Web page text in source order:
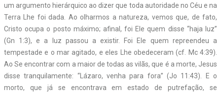
um argumento hierárquico ao dizer que toda autoridade no Céu e na
Terra Lhe foi dada. Ao olharmos a natureza, vemos que, de fato,
Cristo ocupa o posto máximo; afinal, foi Ele quem disse “haja luz”
(Gn 1:3), e a luz passou a existir. Foi Ele quem repreendeu a
tempestade e o mar agitado, e eles Lhe obedeceram (cf. Mc 4:39).
Ao Se encontrar com a maior de todas as vilãs, que é a morte, Jesus
disse tranquilamente: “Lázaro, venha para fora” (Jo 11:43). E o
morto, que já se encontrava em estado de putrefação, se